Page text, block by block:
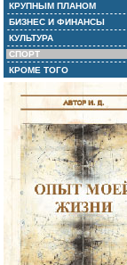
КРУПНЫМ ПЛАНОМ
БИЗНЕС И ФИНАНСЫ
КУЛЬТУРА
СПОРТ
КРОМЕ ТОГО